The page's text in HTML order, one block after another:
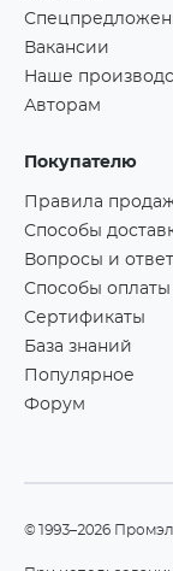
Вакансии
Наше
Авторам
Покупателю
Правила
Способы
Вопросы и
Способы оплаты
Сертификаты
База знаний
Популярное
Форум
©1993–2026